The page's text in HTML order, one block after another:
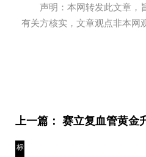
声明：本网转发此文章，
有关方核实，文章观点非本网
上一篇： 赛立复血管黄金
标